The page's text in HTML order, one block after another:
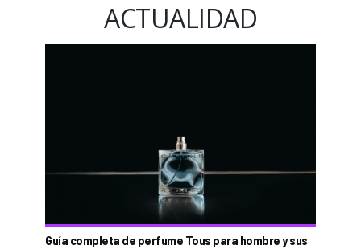
ACTUALIDAD
Guía completa de perfume Tous para hombre y sus